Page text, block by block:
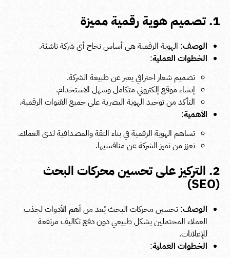
1. تصميم هوية رقمية مميزة
الوصف: الهوية الرقمية هي أساس نجاح أي شركة ناشئة.
الخطوات العملية:
تصميم شعار احترافي يعبر عن طبيعة الشركة.
إنشاء موقع إلكتروني متكامل وسهل الاستخدام.
التأكد من توحيد الهوية البصرية على جميع القنوات الرقمية.
الأهمية:
تساهم الهوية الرقمية في بناء الثقة والمصداقية لدى العملاء.
تعزز من تميز الشركة عن منافسيها.
2. التركيز على تحسين محركات البحث
(SEO)
الوصف: تحسين محركات البحث يُعد من أهم الأدوات لجذب
العملاء المحتملين بشكل طبيعي دون دفع تكاليف مرتفعة
للإعلانات.
الخطوات العملية: